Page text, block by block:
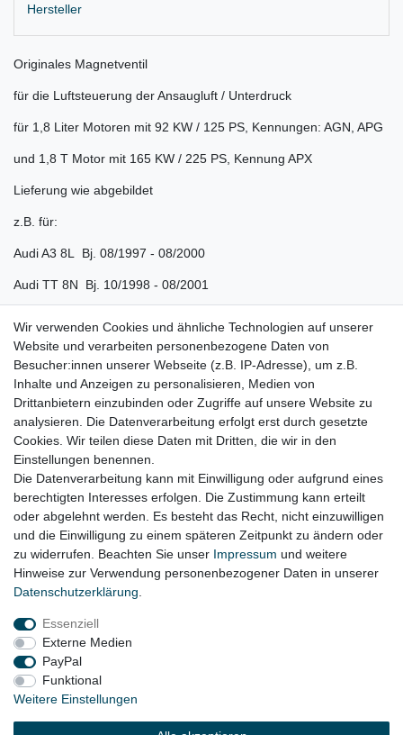
Hersteller
Originales Magnetventil
für die Luftsteuerung der Ansaugluft / Unterdruck
für 1,8 Liter Motoren mit 92 KW / 125 PS, Kennungen: AGN, APG
und 1,8 T Motor mit 165 KW / 225 PS, Kennung APX
Lieferung wie abgebildet
z.B. für:
Audi A3 8L Bj. 08/1997 - 08/2000
Audi TT 8N Bj. 10/1998 - 08/2001
Seat Toledo II Bj. 1998 - 04/2001
Skoda Octavia I Bj. 1997 - 07/2000
VW Bora Bj. 1998 - 08/2000
VW Golf 4 Bj. 1998 - 08/2000
Lieferzeit etwa 1 bis 3 Werktage
Wir verwenden Cookies und ähnliche Technologien auf unserer
Website und verarbeiten personenbezogene Daten von
Besucher:innen unserer Webseite (z.B. IP-Adresse), um z.B.
Inhalte und Anzeigen zu personalisieren, Medien von
Drittanbietern einzubinden oder Zugriffe auf unsere Website zu
analysieren. Die Datenverarbeitung erfolgt erst durch gesetzte
Cookies. Wir teilen diese Daten mit Dritten, die wir in den
Einstellungen benennen.
Die Datenverarbeitung kann mit Einwilligung oder aufgrund eines
berechtigten Interesses erfolgen. Die Zustimmung kann erteilt
oder abgelehnt werden. Es besteht das Recht, nicht einzuwilligen
und die Einwilligung zu einem späteren Zeitpunkt zu ändern oder
zu widerrufen. Beachten Sie unser Impressum und weitere
Hinweise zur Verwendung personenbezogener Daten in unserer
Daten­schutz­erklärung
Essenziell
Externe Medien
PayPal
Funktional
Weitere Einstellungen
Impressum
Widerrufs­recht
© Copyright 2026 | Alle Rechte vorbehalten.